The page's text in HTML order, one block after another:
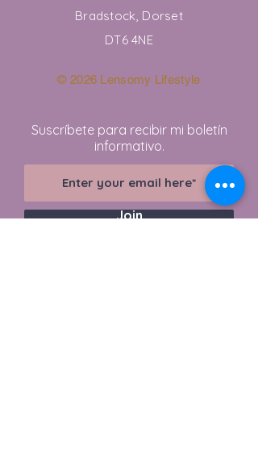
Bradstock, Dorset
DT6 4NE
© 2026 Lensomy Lifestyle
Suscríbete para recibir mi boletín
informativo.
Join